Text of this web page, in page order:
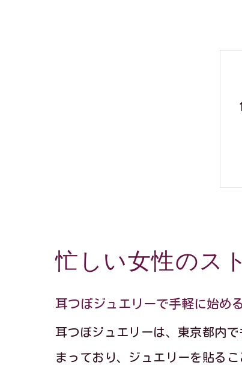
忙しい女性のス
耳つぼジュエリーで手軽に始め
耳つぼジュエリーは、東京都内
まっており、ジュエリーを貼る